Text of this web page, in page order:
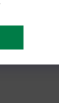
jako moderní